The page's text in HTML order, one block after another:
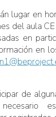
lugar en
del aula
en
en
de